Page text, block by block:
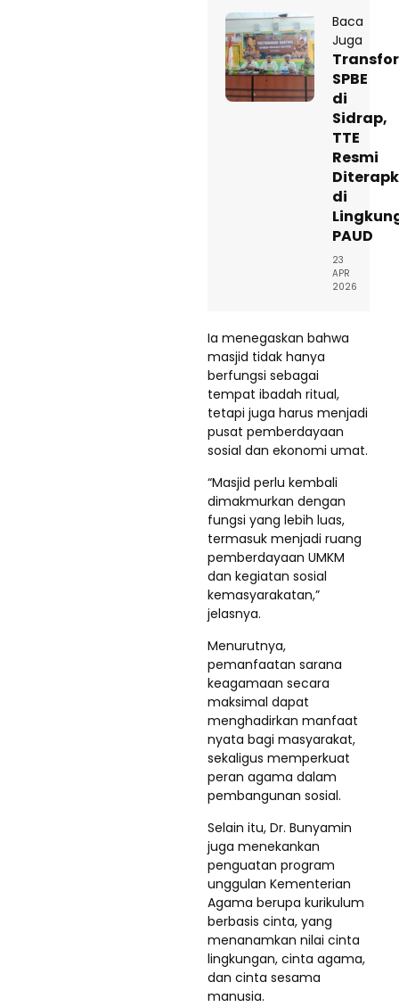
Baca
Juga
SPBE
di
Sidrap,
TTE
Resmi
di
PAUD
23
APR
2026
Ia menegaskan bahwa
masjid tidak hanya
berfungsi sebagai
tempat ibadah ritual,
tetapi juga harus menjadi
pusat pemberdayaan
sosial dan ekonomi umat.
“Masjid perlu kembali
dimakmurkan dengan
fungsi yang lebih luas,
termasuk menjadi ruang
pemberdayaan UMKM
dan kegiatan sosial
kemasyarakatan,”
jelasnya.
Menurutnya,
pemanfaatan sarana
keagamaan secara
maksimal dapat
menghadirkan manfaat
nyata bagi masyarakat,
sekaligus memperkuat
peran agama dalam
pembangunan sosial.
Selain itu, Dr. Bunyamin
juga menekankan
penguatan program
unggulan Kementerian
Agama berupa kurikulum
berbasis cinta, yang
menanamkan nilai cinta
lingkungan, cinta agama,
dan cinta sesama
manusia.